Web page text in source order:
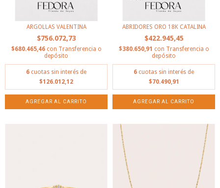
ARGOLLAS VALENTINA
$756.072,73
$680.465,46 con Transferencia o
depósito
6 cuotas sin interés de
$126.012,12
ABRIDORES ORO 18K CATALINA
$422.945,45
$380.650,91 con Transferencia o
depósito
6 cuotas sin interés de
$70.490,91